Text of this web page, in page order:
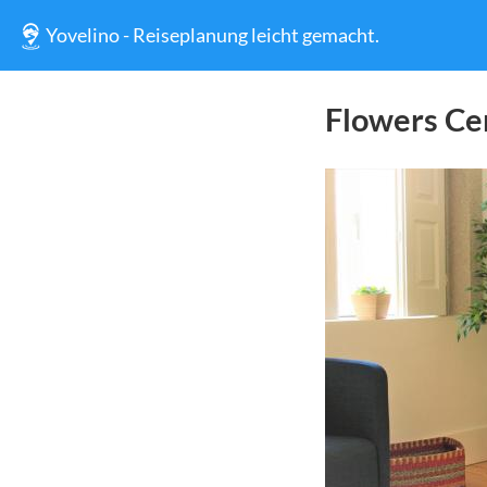
Yovelino - Reiseplanung leicht gemacht.
Flowers